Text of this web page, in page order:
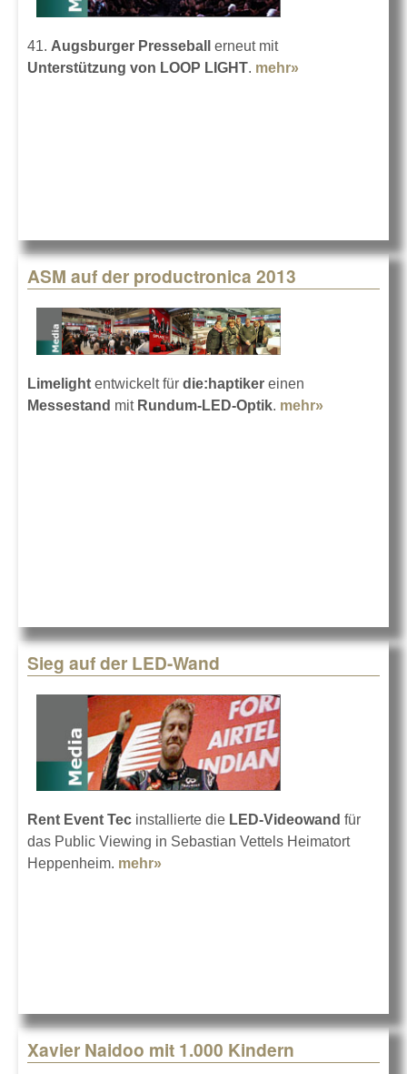
41. Augsburger Presseball
erneut mit
Unterstützung von LOOP LIGHT. mehr»
ASM auf der productronica 2013
Limelight entwickelt für die:haptiker einen
Messestand mit Rundum-LED-Optik. mehr»
Sieg auf der LED-Wand
Rent Event Tec installierte die LED-Videowand für
das Public Viewing in Sebastian Vettels Heimatort
Heppenheim. mehr»
Xavier Naidoo mit 1.000 Kindern